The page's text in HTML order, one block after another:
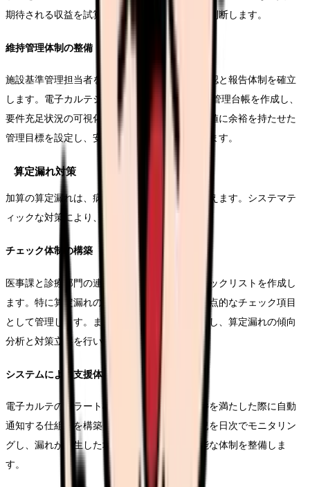
期待される収益を試算し、費用対効果を慎重に判断します。
維持管理体制の整備
施設基準管理担当者を設置し、定期的な要件確認と報告体制を確立
します。電子カルテシステムやExcelを活用した管理台帳を作成し、
要件充足状況の可視化を図ります。また、基準値に余裕を持たせた
管理目標を設定し、安定的な加算取得を実現します。
算定漏れ対策
加算の算定漏れは、病院経営に大きな影響を与えます。システマテ
ィックな対策により、確実な算定を実現します。
チェック体制の構築
医事課と診療部門の連携により、算定要件チェックリストを作成し
ます。特に算定漏れの多い加算については、重点的なチェック項目
として管理します。また、定期的な監査を実施し、算定漏れの傾向
分析と対策立案を行います。
システムによる支援体制
電子カルテのアラート機能を活用し、算定要件を満たした際に自動
通知する仕組みを構築します。また、算定状況を日次でモニタリン
グし、漏れが発生した場合に迅速な対応が可能な体制を整備しま
す。